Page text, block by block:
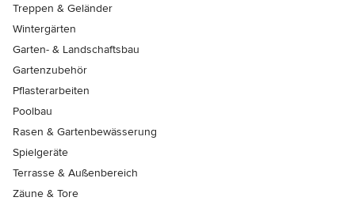
Treppen & Geländer
Wintergärten
Garten- & Landschaftsbau
Gartenzubehör
Pflasterarbeiten
Poolbau
Rasen & Gartenbewässerung
Spielgeräte
Terrasse & Außenbereich
Zäune & Tore